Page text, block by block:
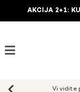
AKCIJA 2+1: